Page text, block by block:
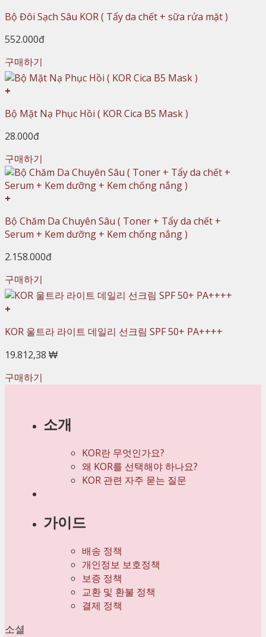
Bộ Đôi Sạch Sâu KOR ( Tẩy da chết + sữa rửa mặt )
552.000đ
구매하기
+
Bộ Mặt Nạ Phục Hồi ( KOR Cica B5 Mask )
28.000đ
구매하기
+
Bộ Chăm Da Chuyên Sâu ( Toner + Tẩy da chết +
Serum + Kem dưỡng + Kem chống nắng )
2.158.000đ
구매하기
+
KOR 울트라 라이트 데일리 선크림 SPF 50+ PA++++
19.812,38 ₩
구매하기
소개
KOR란 무엇인가요?
왜 KOR를 선택해야 하나요?
KOR 관련 자주 묻는 질문
가이드
배송 정책
개인정보 보호정책
보증 정책
교환 및 환불 정책
결제 정책
소셜